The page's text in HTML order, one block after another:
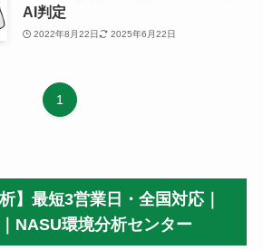
AI判定
2022年8月22日 2025年6月22日
1
】最短3営業日・全国対応｜
NASU環境分析センター